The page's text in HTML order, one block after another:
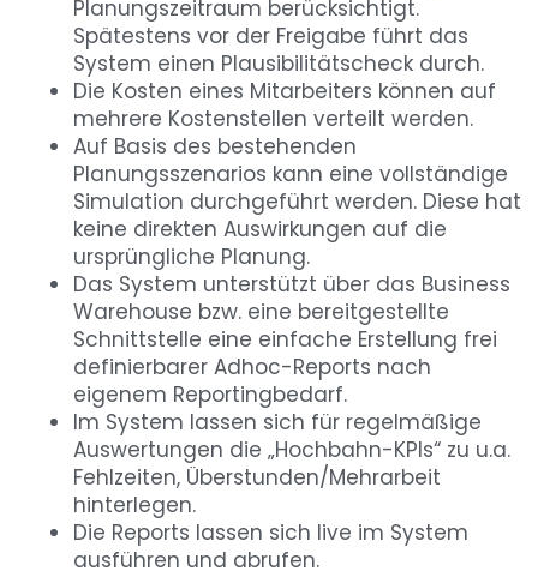
Planungszeitraum berücksichtigt.
Spätestens vor der Freigabe führt das
System einen Plausibilitätscheck durch.
Die Kosten eines Mitarbeiters können auf
mehrere Kostenstellen verteilt werden.
Auf Basis des bestehenden
Planungsszenarios kann eine vollständige
Simulation durchgeführt werden. Diese hat
keine direkten Auswirkungen auf die
ursprüngliche Planung.
Das System unterstützt über das Business
Warehouse bzw. eine bereitgestellte
Schnittstelle eine einfache Erstellung frei
definierbarer Adhoc-Reports nach
eigenem Reportingbedarf.
Im System lassen sich für regelmäßige
Auswertungen die „Hochbahn-KPIs“ zu u.a.
Fehlzeiten, Überstunden/Mehrarbeit
hinterlegen.
Die Reports lassen sich live im System
ausführen und abrufen.